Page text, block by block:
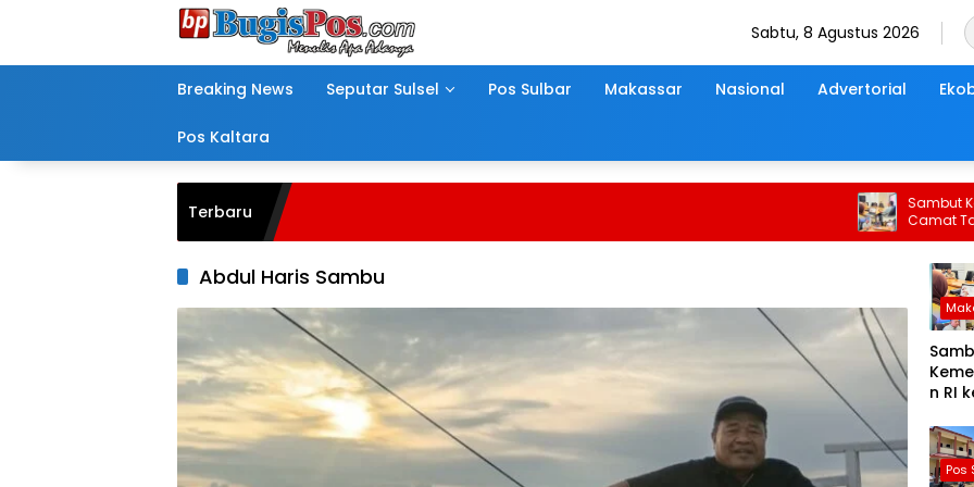
Sabtu, 8 Agustus 2026
Breaking News Seputar Sulsel Pos Sulbar Makassar Nasional Advertorial
Pos Kaltara
Terbaru
Sambut
Camat
Abdul Haris Sambu
n RI
Pos